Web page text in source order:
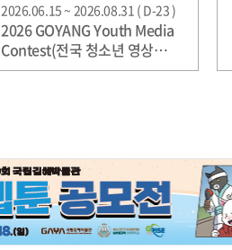
2026.06.15 ~ 2026.08.31 ( D-23 )
2026 GOYANG Youth Media
Contest(전국 청소년 영상
공모전)